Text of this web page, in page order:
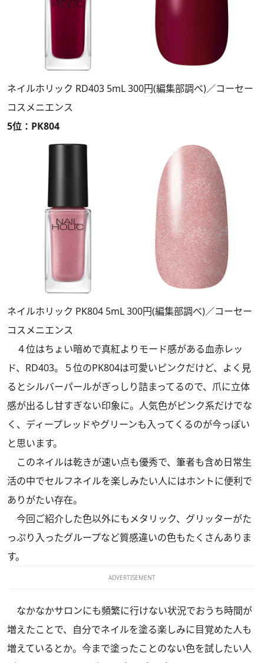
ネイルホリック RD403 5mL 300円(編集部調べ)／コーセー
コスメニエンス
5位：PK804
ネイルホリック PK804 5mL 300円(編集部調べ)／コーセー
コスメニエンス
４位はちょい暗めで真紅よりモード感がある血赤レッ
ド、RD403。５位のPK804は可愛いピンクだけど、よく見
るとシルバーパールがぎっしり詰まってるので、爪に立体
感が出るし甘すぎない印象に。人気色がピンク系だけでな
く、ディープレッドやグリーンも入ってくるのが今っぽい
と思います。
このネイルは乾きが速い点も優秀で、筆者も含め日常生
活の中でセルフネイルを楽しみたい人にはホントに便利で
ありがたい存在。
今回ご紹介した色以外にもメタリック、グリッターがた
っぷり入ったグループなど質感違いの色もたくさんありま
す。
ADVERTISEMENT
なかなかサロンにも頻繁に行けない状況でおうち時間が
増えたことで、自分でネイルを塗る楽しみに目覚めた人も
増えているとか。今まで塗ったことのない色を試したい人